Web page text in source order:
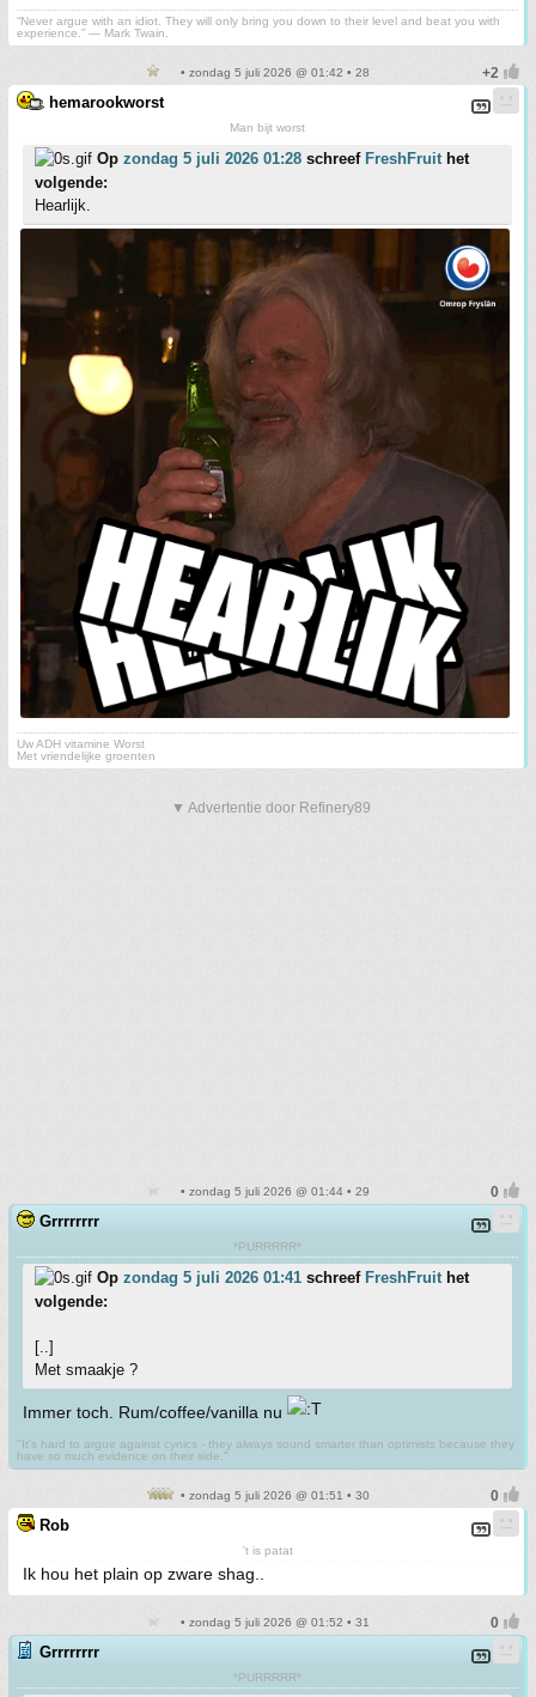
“Never argue with an idiot. They will only bring you down to their level and beat you with
experience.” ― Mark Twain.
• zondag 5 juli 2026 @ 01:42 • 28
hemarookworst
Man bijt worst
Op zondag 5 juli 2026 01:28 schreef FreshFruithet
volgende:
Hearlijk.
Uw ADH vitamine Worst
Met vriendelijke groenten
▼ Advertentie door Refinery89
• zondag 5 juli 2026 @ 01:44 • 29
Grrrrrrrr
*PURRRRR*
Op zondag 5 juli 2026 01:41 schreef FreshFruithet
volgende:
[..]
Met smaakje ?
Immer toch. Rum/coffee/vanilla nu
"It's hard to argue against cynics - they always sound smarter than optimists because they
have so much evidence on their side."
• zondag 5 juli 2026 @ 01:51 • 30
Rob
't is patat
Ik hou het plain op zware shag..
• zondag 5 juli 2026 @ 01:52 • 31
Grrrrrrrr
*PURRRRR*